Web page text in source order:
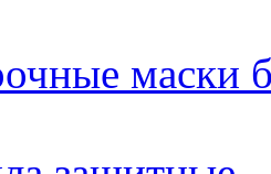
маски